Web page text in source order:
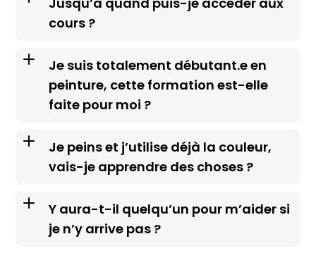
cours ?
Je suis totalement débutant.e en
peinture, cette formation est-elle
faite pour moi ?
Je peins et j’utilise déjà la couleur,
vais-je apprendre des choses ?
Y aura-t-il quelqu’un pour m’aider si
je n’y arrive pas ?